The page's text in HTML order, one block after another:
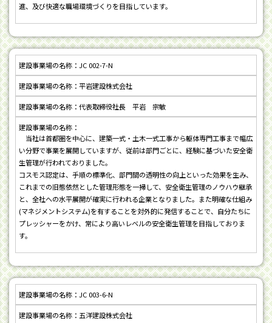
進、及び快適な職場環境づくりを目指しています。
JC 002-7-N
平岩建設株式会社
代表取締役社長 平岩 宗敏
当社は首都圏を中心に、建築一式・土木一式工事から躯体専門工事まで幅広
い分野で事業を展開していますが、従前は部門ごとに、経験に基づいた安全衛
生管理が行われておりました。
コスモス認定は、手順の標準化、部門間の透明性の向上といった効果を生み、
これまでの旧態依然とした管理形態を一掃して、安全衛生管理のノウハウ継承
と、全社への水平展開が確実に行われる企業となりました。また明確な仕組み
(マネジメントシステム)を有することを対外的に発信することで、自分たちに
プレッシャーをかけ、常により高いレベルの安全衛生管理を目指しておりま
す。
JC 003-6-N
五洋建設株式会社